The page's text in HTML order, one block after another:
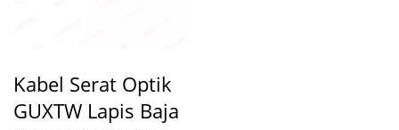
Kabel Serat Optik
GUXTW Lapis Baja